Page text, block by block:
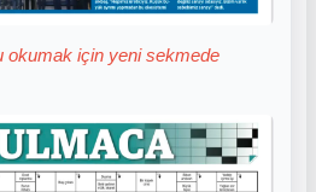
okumak için yeni sekmede